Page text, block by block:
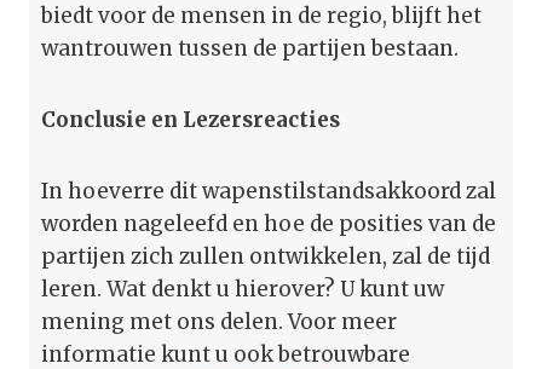
biedt voor de mensen in de regio, blijft het
wantrouwen tussen de partijen bestaan.
Conclusie en Lezersreacties
In hoeverre dit wapenstilstandsakkoord zal
worden nageleefd en hoe de posities van de
partijen zich zullen ontwikkelen, zal de tijd
leren. Wat denkt u hierover? U kunt uw
mening met ons delen. Voor meer
informatie kunt u ook betrouwbare